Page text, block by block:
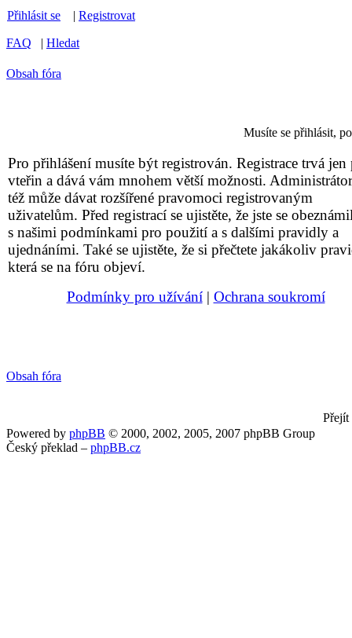
Přihlásit se | Registrovat
FAQ | Hledat
Obsah fóra
Musíte se přihlásit,
Pro přihlášení musíte být registrován. Registrace trvá jen
vteřin a dává vám mnohem větší možnosti.
též může dávat rozšířené pravomoci registrovaným
uživatelům. Před registrací se ujistěte, že jste se
s našimi podmínkami pro použití a s dalšími pravidly a
ujednáními. Také se ujistěte, že si přečtete jakákoliv
která se na fóru objeví.
Podmínky pro užívání| Ochrana soukromí
Obsah fóra
Přejít
Powered by phpBB © 2000, 2002, 2005, 2007 phpBB Group
Český překlad – phpBB.cz